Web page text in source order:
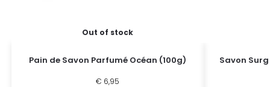
Out of stock
Pain de Savon Parfumé Océan (100g)
€ 6,95
Savon